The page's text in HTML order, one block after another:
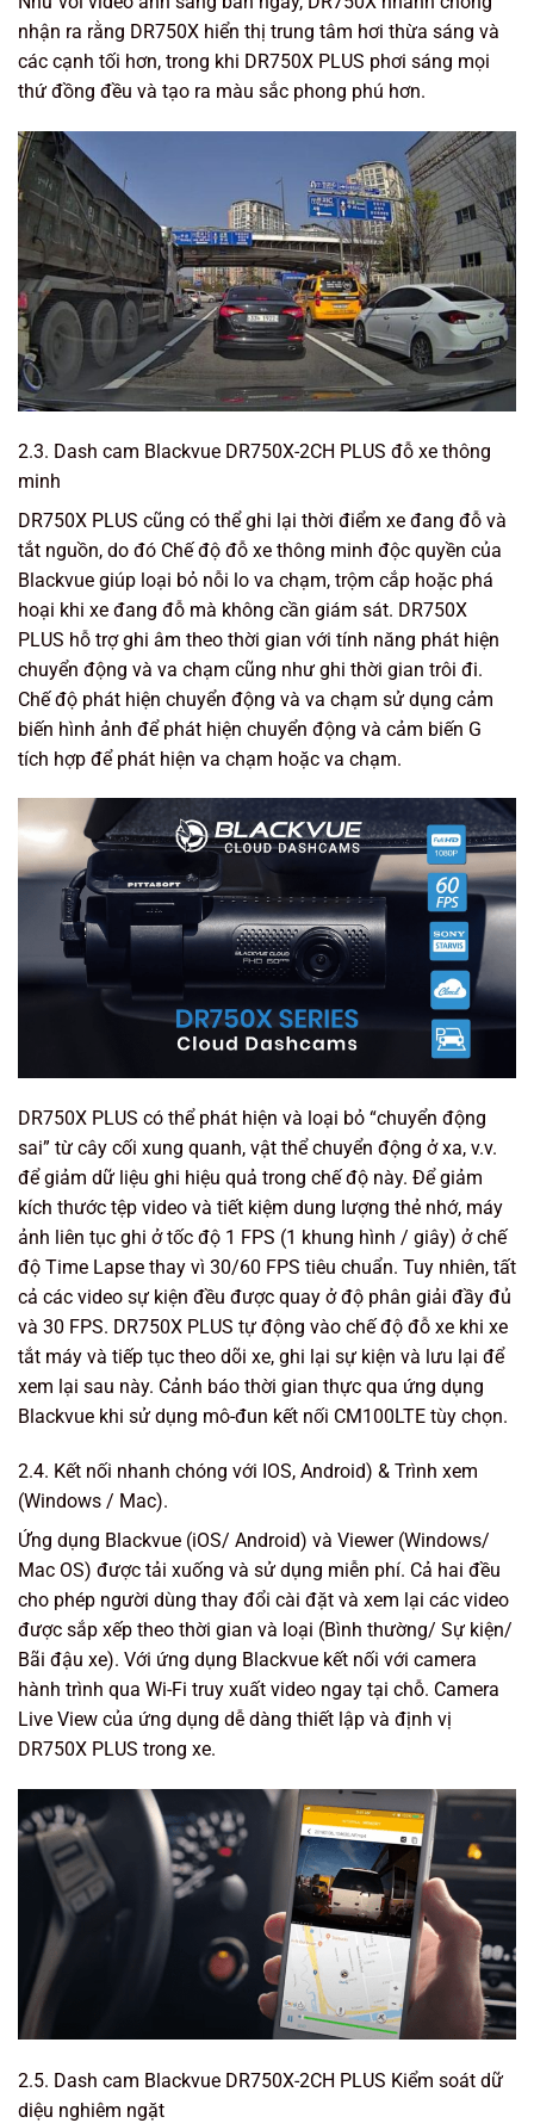
nhận ra rằng DR750X hiển thị trung tâm hơi thừa sáng và
các cạnh tối hơn, trong khi DR750X PLUS phơi sáng mọi
thứ đồng đều và tạo ra màu sắc phong phú hơn.
2.3. Dash cam Blackvue DR750X-2CH PLUS đỗ xe thông
minh
DR750X PLUS cũng có thể ghi lại thời điểm xe đang đỗ và
tắt nguồn, do đó Chế độ đỗ xe thông minh độc quyền của
Blackvue giúp loại bỏ nỗi lo va chạm, trộm cắp hoặc phá
hoại khi xe đang đỗ mà không cần giám sát. DR750X
PLUS hỗ trợ ghi âm theo thời gian với tính năng phát hiện
chuyển động và va chạm cũng như ghi thời gian trôi đi.
Chế độ phát hiện chuyển động và va chạm sử dụng cảm
biến hình ảnh để phát hiện chuyển động và cảm biến G
tích hợp để phát hiện va chạm hoặc va chạm.
DR750X PLUS có thể phát hiện và loại bỏ “chuyển động
sai” từ cây cối xung quanh, vật thể chuyển động ở xa, v.v.
để giảm dữ liệu ghi hiệu quả trong chế độ này. Để giảm
kích thước tệp video và tiết kiệm dung lượng thẻ nhớ, máy
ảnh liên tục ghi ở tốc độ 1 FPS (1 khung hình / giây) ở chế
độ Time Lapse thay vì 30/60 FPS tiêu chuẩn. Tuy nhiên, tất
cả các video sự kiện đều được quay ở độ phân giải đầy đủ
và 30 FPS. DR750X PLUS tự động vào chế độ đỗ xe khi xe
tắt máy và tiếp tục theo dõi xe, ghi lại sự kiện và lưu lại để
xem lại sau này. Cảnh báo thời gian thực qua ứng dụng
Blackvue khi sử dụng mô-đun kết nối CM100LTE tùy chọn.
2.4. Kết nối nhanh chóng với IOS, Android) & Trình xem
(Windows / Mac).
Ứng dụng Blackvue (iOS/ Android) và Viewer (Windows/
Mac OS) được tải xuống và sử dụng miễn phí. Cả hai đều
cho phép người dùng thay đổi cài đặt và xem lại các video
được sắp xếp theo thời gian và loại (Bình thường/ Sự kiện/
Bãi đậu xe). Với ứng dụng Blackvue kết nối với camera
hành trình qua Wi-Fi truy xuất video ngay tại chỗ. Camera
Live View của ứng dụng dễ dàng thiết lập và định vị
DR750X PLUS trong xe.
2.5. Dash cam Blackvue DR750X-2CH PLUS Kiểm soát dữ
diệu nghiêm ngặt